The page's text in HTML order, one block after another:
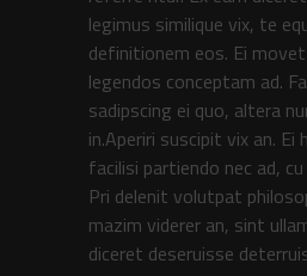
legimus similique vix, te
definitionem eos. Ei
legendos conceptam ad.
sadipscing ei quo, altera
in.Aperiri suscipit vix an. Ei
facilisi partiendo nec ad,
Pri delenit volutpat
mazim viderer an, sint
diceret deseruisse